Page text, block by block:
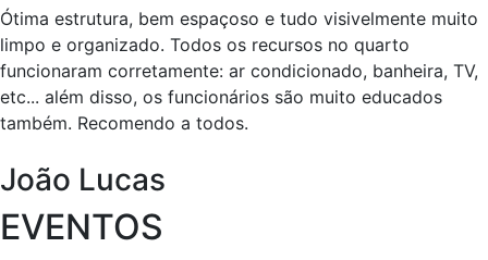
Ótima estrutura, bem espaçoso e tudo visivelmente muito
limpo e organizado. Todos os recursos no quarto
funcionaram corretamente: ar condicionado, banheira, TV,
etc... além disso, os funcionários são muito educados
também. Recomendo a todos.
João Lucas
EVENTOS